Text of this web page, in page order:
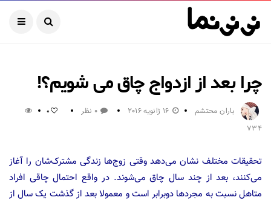
چرا بعد از ازدواج چاق می شویم؟!
باران محتشم 16 ژانویه 2016 0 نظر 0
734
تحقیقات مختلف نشان می‌دهد وقتی زوج‌ها زندگی مشترک‌شان را آغاز
می‌کنند، بعد از چند سال چاق می‌شوند. در واقع احتمال چاقی افراد
متاهل نسبت به مجرد‌ها دو‌برابر است و معمولا بعد از گذشت یک سال از